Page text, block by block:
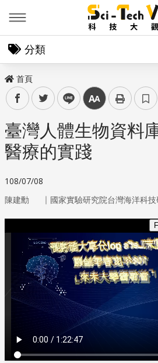
分類
首頁
facebooktwitter line 中
臺灣人體生物資料
醫療的實踐
108/07/08
陳建勳 ｜ 國家實驗研究院台灣海洋科